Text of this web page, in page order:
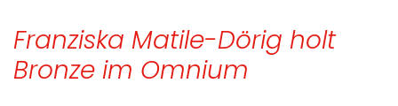
Franziska Matile-Dörig holt
Bronze im Omnium